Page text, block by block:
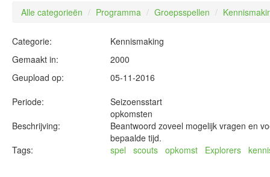
Alle categorieën / Programma / Groepsspellen /
Categorie:
Kennismaking
Gemaakt in:
2000
Geupload op:
05-11-2016
Periode:
Seizoensstart
opkomsten
Beschrijving:
Beantwoord zoveel mogelijk vragen en
bepaalde tijd.
Tags:
spel scouts opkomst Explorers